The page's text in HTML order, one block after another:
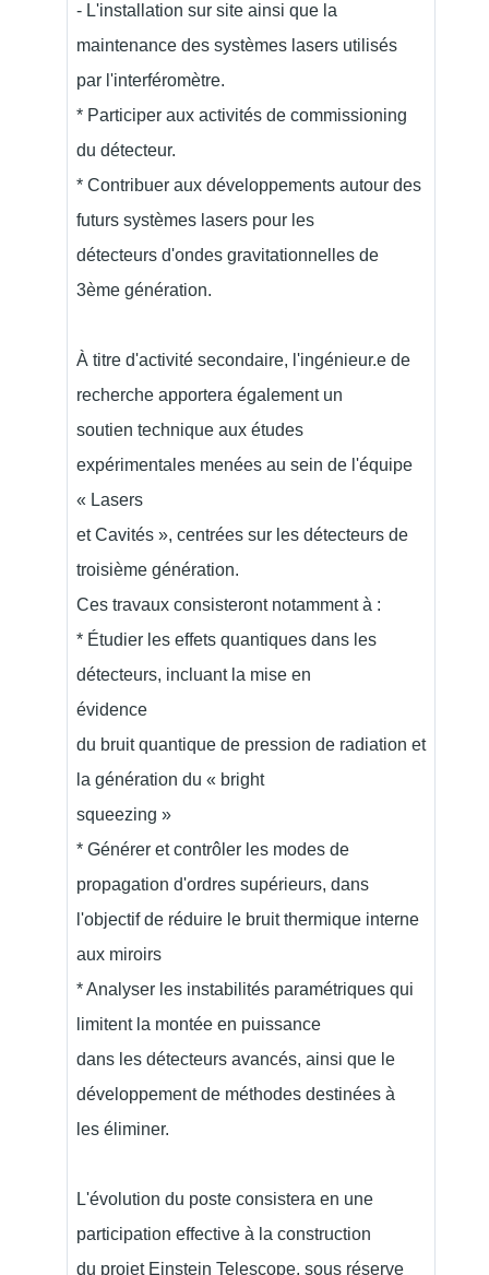
- L'installation sur site ainsi que la
maintenance des systèmes lasers utilisés
par l'interféromètre.
* Participer aux activités de commissioning
du détecteur.
* Contribuer aux développements autour des
futurs systèmes lasers pour les
détecteurs d'ondes gravitationnelles de
3ème génération.
À titre d'activité secondaire, l'ingénieur.e de
recherche apportera également un
soutien technique aux études
expérimentales menées au sein de l'équipe
« Lasers
et Cavités », centrées sur les détecteurs de
troisième génération.
Ces travaux consisteront notamment à :
* Étudier les effets quantiques dans les
détecteurs, incluant la mise en
évidence
du bruit quantique de pression de radiation et
la génération du « bright
squeezing »
* Générer et contrôler les modes de
propagation d'ordres supérieurs, dans
l'objectif de réduire le bruit thermique interne
aux miroirs
* Analyser les instabilités paramétriques qui
limitent la montée en puissance
dans les détecteurs avancés, ainsi que le
développement de méthodes destinées à
les éliminer.
L'évolution du poste consistera en une
participation effective à la construction
du projet Einstein Telescope, sous réserve